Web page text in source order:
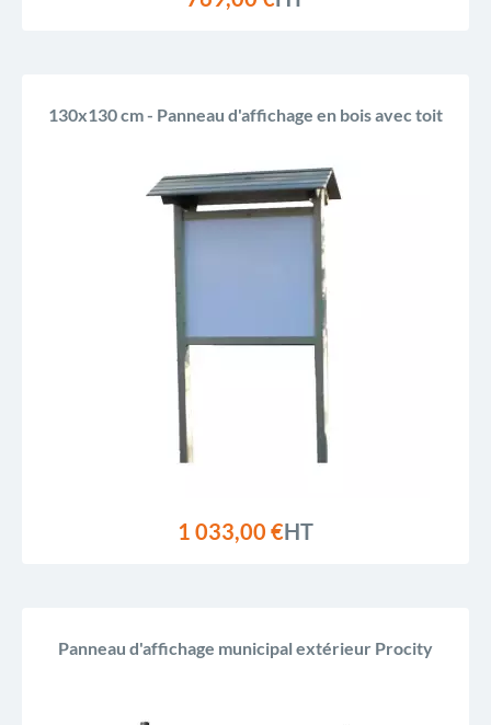
130x130 cm - Panneau d'affichage en bois avec toit
1 033,00 €HT
Panneau d'affichage municipal extérieur Procity